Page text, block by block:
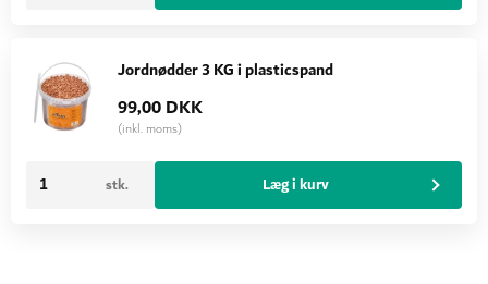
Jordnødder 3 KG i plasticspand
99,00 DKK
(inkl. moms)
stk. Læg i kurv